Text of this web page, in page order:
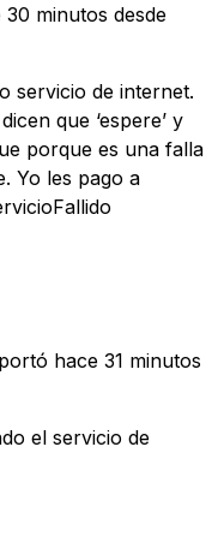
30 minutos desde
servicio de internet.
que ‘espere’ y
porque es una falla
Yo les pago a
hace 31 minutos
el servicio de